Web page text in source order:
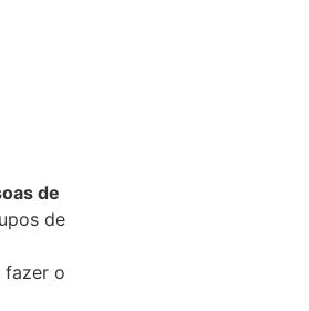
de
de
fazer o